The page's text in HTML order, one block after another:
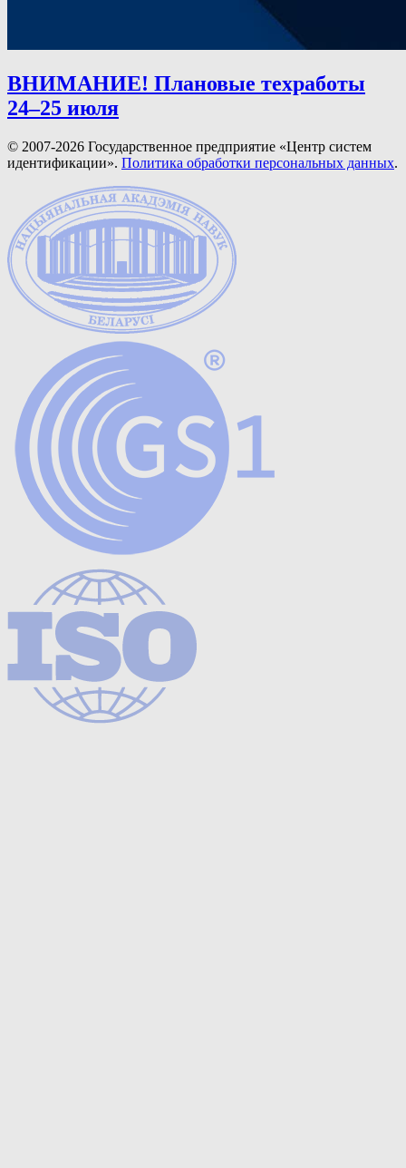
ВНИМАНИЕ! Плановые техработы
24–25 июля
© 2007-2026 Государственное предприятие «Центр систем
идентификации». Политика обработки персональных данных.